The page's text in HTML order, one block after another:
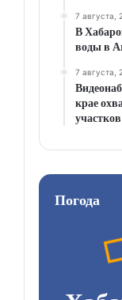
7 августа,
В
воды в
7 августа,
крае
участков
Погода